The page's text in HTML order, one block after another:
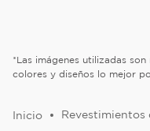
*Las imágenes utilizadas
colores y diseños lo mejor
Revestimientos